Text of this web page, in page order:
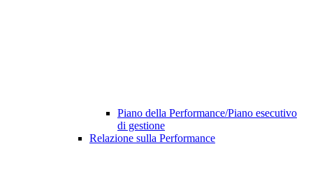
Piano della Performance/Piano esecutivo
di gestione
Relazione sulla Performance